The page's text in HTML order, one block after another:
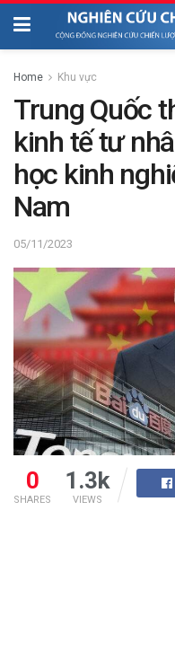
Home Khu vực
Trung Quốc
kinh tế tư
học kinh
Nam
05/11/2023
0
SHARES
1.3k
VIEWS